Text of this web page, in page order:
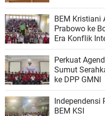
BEM Kristiani
Prabowo ke
Era Konflik
Perkuat
Sumut
ke DPP GMNI
Independensi
BEM KSI